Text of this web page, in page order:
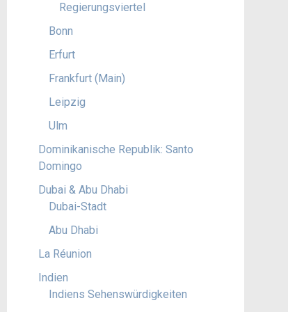
Regierungsviertel
Bonn
Erfurt
Frankfurt (Main)
Leipzig
Ulm
Dominikanische Republik: Santo
Domingo
Dubai & Abu Dhabi
Dubai-Stadt
Abu Dhabi
La Réunion
Indien
Indiens Sehenswürdigkeiten